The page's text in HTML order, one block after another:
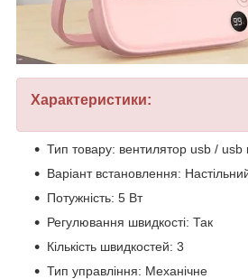
Характеристики:
Тип товару: вентилятор usb / usb
Варіант встановлення:
Потужність: 5 Вт
Регулювання швидкості: Так
Кількість швидкостей: 3
Тип управління: Механічне